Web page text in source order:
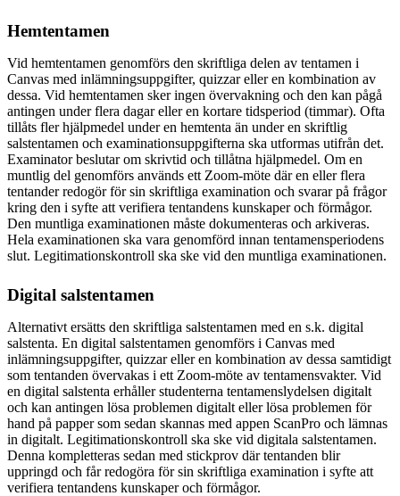
Hemtentamen
Vid hemtentamen genomförs den skriftliga delen av tentamen i
Canvas med inlämningsuppgifter, quizzar eller en kombination av
dessa. Vid hemtentamen sker ingen övervakning och den kan pågå
antingen under flera dagar eller en kortare tidsperiod (timmar). Ofta
tillåts fler hjälpmedel under en hemtenta än under en skriftlig
salstentamen och examinationsuppgifterna ska utformas utifrån det.
Examinator beslutar om skrivtid och tillåtna hjälpmedel. Om en
muntlig del genomförs används ett Zoom-möte där en eller flera
tentander redogör för sin skriftliga examination och svarar på frågor
kring den i syfte att verifiera tentandens kunskaper och förmågor.
Den muntliga examinationen måste dokumenteras och arkiveras.
Hela examinationen ska vara genomförd innan tentamensperiodens
slut. Legitimationskontroll ska ske vid den muntliga examinationen.
Digital salstentamen
Alternativt ersätts den skriftliga salstentamen med en s.k. digital
salstenta. En digital salstentamen genomförs i Canvas med
inlämningsuppgifter, quizzar eller en kombination av dessa samtidigt
som tentanden övervakas i ett Zoom-möte av tentamensvakter. Vid
en digital salstenta erhåller studenterna tentamenslydelsen digitalt
och kan antingen lösa problemen digitalt eller lösa problemen för
hand på papper som sedan skannas med appen ScanPro och lämnas
in digitalt. Legitimationskontroll ska ske vid digitala salstentamen.
Denna kompletteras sedan med stickprov där tentanden blir
uppringd och får redogöra för sin skriftliga examination i syfte att
verifiera tentandens kunskaper och förmågor.